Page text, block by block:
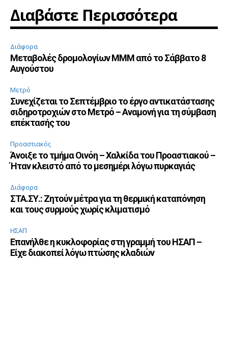
Διαβάστε Περισσότερα
Διάφορα
Μεταβολές δρομολογίων ΜΜΜ από το Σάββατο 8
Αυγούστου
Μετρό
Συνεχίζεται το Σεπτέμβριο το έργο αντικατάστασης
σιδηροτροχιών στο Μετρό – Αναμονή για τη σύμβαση
επέκτασής του
Προαστιακός
Άνοιξε το τμήμα Οινόη – Χαλκίδα του Προαστιακού –
Ήταν κλειστό από το μεσημέρι λόγω πυρκαγιάς
Διάφορα
ΣΤΑ.ΣΥ.: Ζητούν μέτρα για τη θερμική καταπόνηση
και τους συρμούς χωρίς κλιματισμό
ΗΣΑΠ
Επανήλθε η κυκλοφορίας στη γραμμή του ΗΣΑΠ –
Είχε διακοπεί λόγω πτώσης κλαδιών